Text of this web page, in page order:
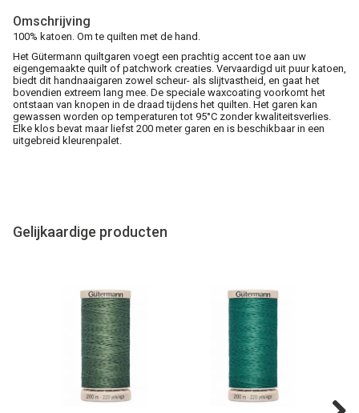
Omschrijving
100% katoen. Om te quilten met de hand.
Het Gütermann quiltgaren voegt een prachtig accent toe aan uw
eigengemaakte quilt of patchwork creaties. Vervaardigd uit puur katoen,
biedt dit handnaaigaren zowel scheur- als slijtvastheid, en gaat het
bovendien extreem lang mee. De speciale waxcoating voorkomt het
ontstaan van knopen in de draad tijdens het quilten. Het garen kan
gewassen worden op temperaturen tot 95°C zonder kwaliteitsverlies.
Elke klos bevat maar liefst 200 meter garen en is beschikbaar in een
uitgebreid kleurenpalet.
Gelijkaardige producten